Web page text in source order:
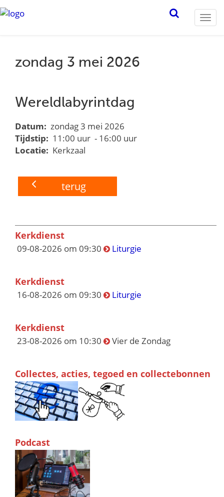
zondag 3 mei 2026
Wereldlabyrintdag
Datum: zondag 3 mei 2026
Tijdstip: 11:00 uur - 16:00 uur
Locatie: Kerkzaal
terug
Kerkdienst
09-08-2026 om 09:30 Liturgie
Kerkdienst
16-08-2026 om 09:30 Liturgie
Kerkdienst
23-08-2026 om 10:30 Vier de Zondag
Collectes, acties, tegoed en collectebonnen
Podcast